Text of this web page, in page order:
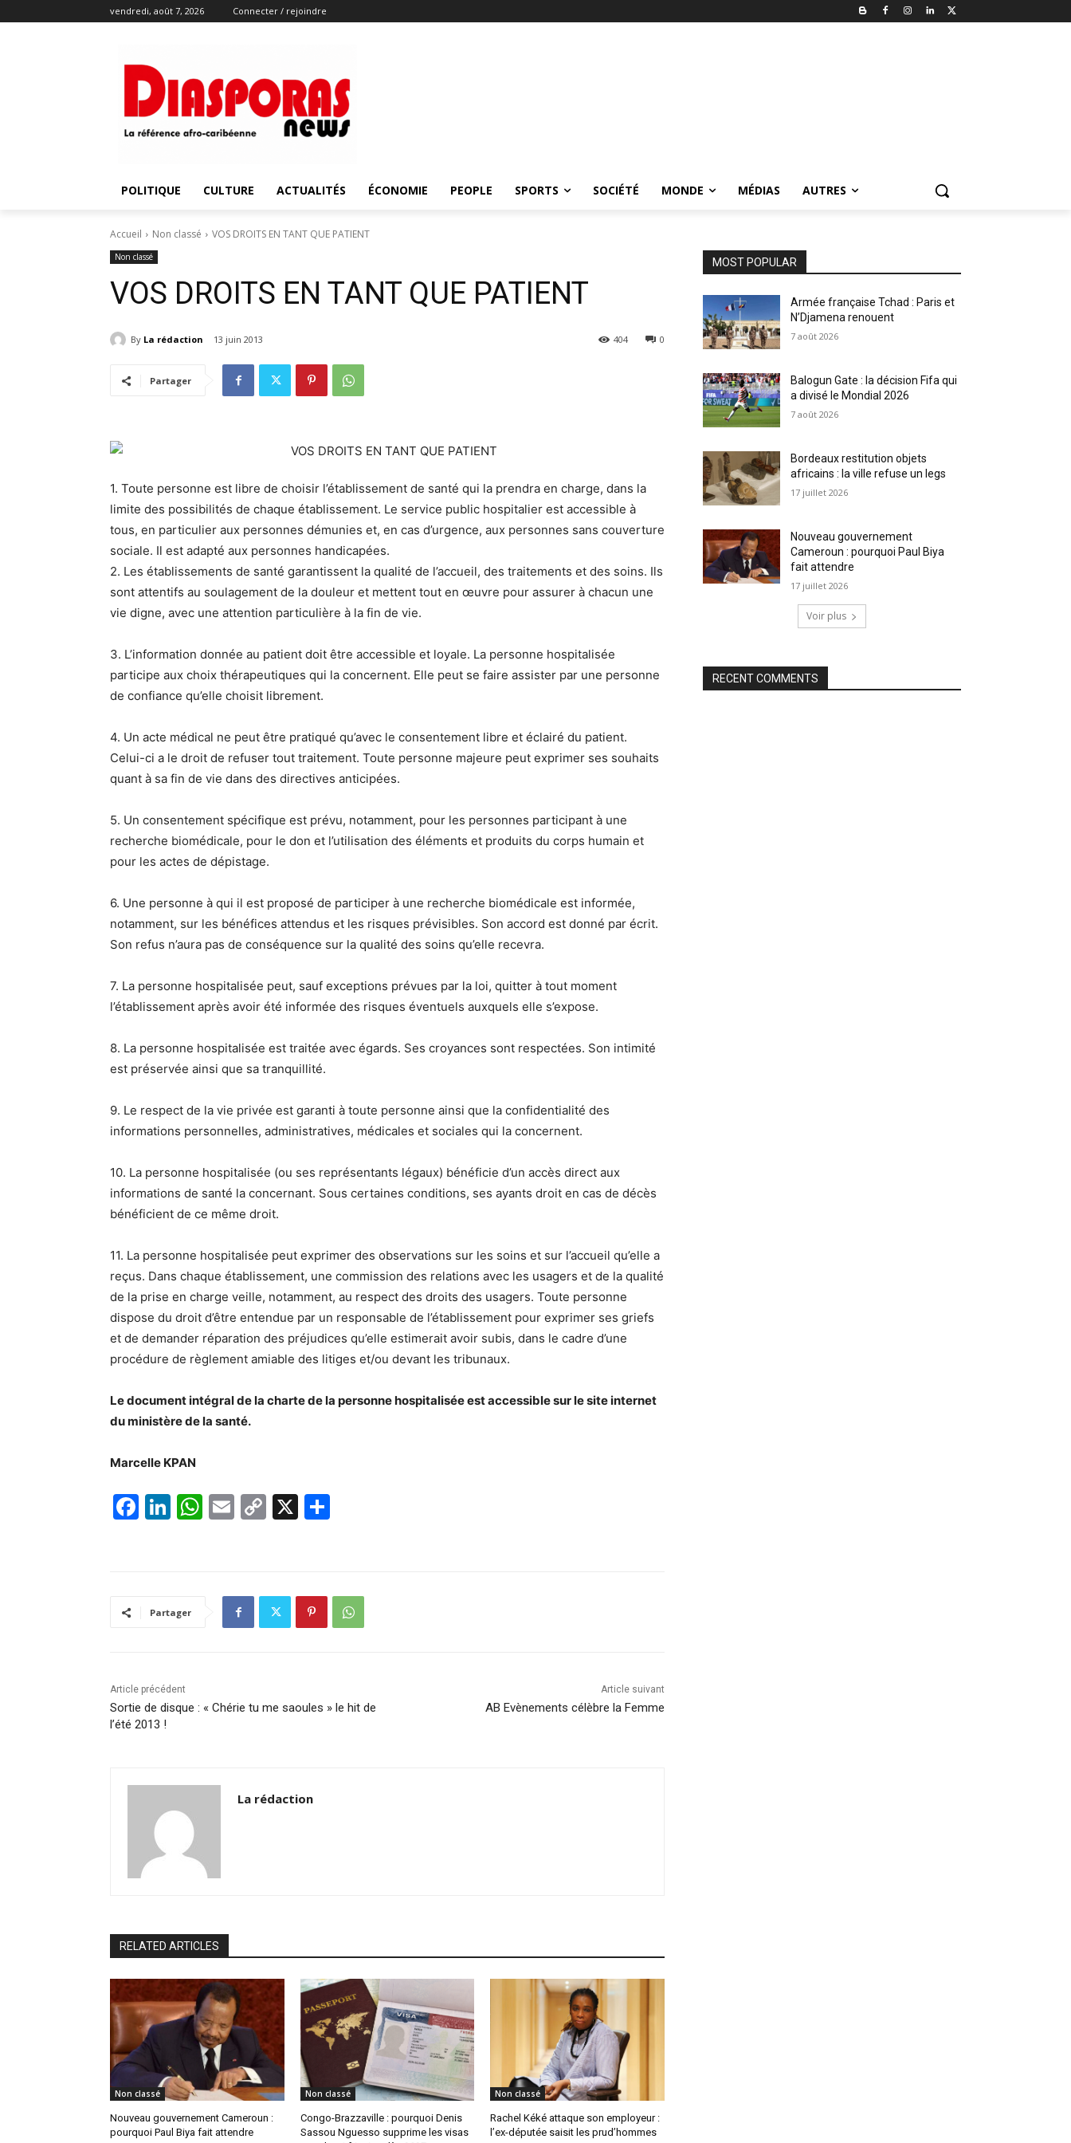
vendredi, août 7, 2026 Connecter / rejoindre
POLITIQUE CULTURE ACTUALITÉS ÉCONOMIE PEOPLE SPORTS SOCIÉTÉ MONDE MÉDIAS AUTRES
Accueil Non classé VOS DROITS EN TANT QUE PATIENT
Non classé
VOS DROITS EN TANT QUE PATIENT
By La rédaction 13 juin 2013 0
404
Partager
1. Toute personne est libre de choisir l’établissement de santé qui la prendra en charge, dans la
limite des possibilités de chaque établissement. Le service public hospitalier est accessible à
tous, en particulier aux personnes démunies et, en cas d’urgence, aux personnes sans couverture
sociale. Il est adapté aux personnes handicapées.
2. Les établissements de santé garantissent la qualité de l’accueil, des traitements et des soins. Ils
sont attentifs au soulagement de la douleur et mettent tout en œuvre pour assurer à chacun une
vie digne, avec une attention particulière à la fin de vie.
3. L’information donnée au patient doit être accessible et loyale. La personne hospitalisée
participe aux choix thérapeutiques qui la concernent. Elle peut se faire assister par une personne
de confiance qu’elle choisit librement.
4. Un acte médical ne peut être pratiqué qu’avec le consentement libre et éclairé du patient.
Celui-ci a le droit de refuser tout traitement. Toute personne majeure peut exprimer ses souhaits
quant à sa fin de vie dans des directives anticipées.
5. Un consentement spécifique est prévu, notamment, pour les personnes participant à une
recherche biomédicale, pour le don et l’utilisation des éléments et produits du corps humain et
pour les actes de dépistage.
6. Une personne à qui il est proposé de participer à une recherche biomédicale est informée,
notamment, sur les bénéfices attendus et les risques prévisibles. Son accord est donné par écrit.
Son refus n’aura pas de conséquence sur la qualité des soins qu’elle recevra.
7. La personne hospitalisée peut, sauf exceptions prévues par la loi, quitter à tout moment
l’établissement après avoir été informée des risques éventuels auxquels elle s’expose.
8. La personne hospitalisée est traitée avec égards. Ses croyances sont respectées. Son intimité
est préservée ainsi que sa tranquillité.
9. Le respect de la vie privée est garanti à toute personne ainsi que la confidentialité des
informations personnelles, administratives, médicales et sociales qui la concernent.
10. La personne hospitalisée (ou ses représentants légaux) bénéficie d’un accès direct aux
informations de santé la concernant. Sous certaines conditions, ses ayants droit en cas de décès
bénéficient de ce même droit.
11. La personne hospitalisée peut exprimer des observations sur les soins et sur l’accueil qu’elle a
reçus. Dans chaque établissement, une commission des relations avec les usagers et de la qualité
de la prise en charge veille, notamment, au respect des droits des usagers. Toute personne
dispose du droit d’être entendue par un responsable de l’établissement pour exprimer ses griefs
et de demander réparation des préjudices qu’elle estimerait avoir subis, dans le cadre d’une
procédure de règlement amiable des litiges et/ou devant les tribunaux.
Le document intégral de la charte de la personne hospitalisée est accessible sur le site internet
du ministère de la santé.
Marcelle KPAN
F
b
k
Li
dI
W E
C
Li
n
X
er
Partager
Article précédent
Sortie de disque : « Chérie tu me saoules » le hit de
l’été 2013 !
Article suivant
AB Evènements célèbre la Femme
La rédaction
RELATED ARTICLES
Non classé
Nouveau gouvernement Cameroun :
pourquoi Paul Biya fait attendre
Non classé
Congo-Brazzaville : pourquoi Denis
Sassou Nguesso supprime les visas
Non classé
Rachel Kéké attaque son employeur :
l’ex-députée saisit les prud’hommes
MOST POPULAR
Armée française Tchad : Paris et
N’Djamena renouent
7 août 2026
Balogun Gate : la décision Fifa qui
a divisé le Mondial 2026
7 août 2026
Bordeaux restitution objets
africains : la ville refuse un legs
17 juillet 2026
Nouveau gouvernement
Cameroun : pourquoi Paul Biya
fait attendre
17 juillet 2026
Voir plus
RECENT COMMENTS